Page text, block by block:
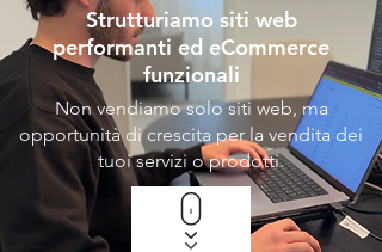
Strutturiamo siti web
performanti ed eCommerce
funzionali
Non vendiamo solo siti web, ma
opportunità di crescita per la vendita dei
tuoi servizi o prodotti.